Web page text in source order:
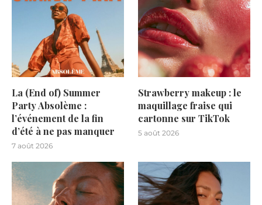
La (End of) Summer
Party Absolème :
l’événement de la fin
d’été à ne pas manquer
7 août 2026
Strawberry makeup : le
maquillage fraise qui
cartonne sur TikTok
5 août 2026